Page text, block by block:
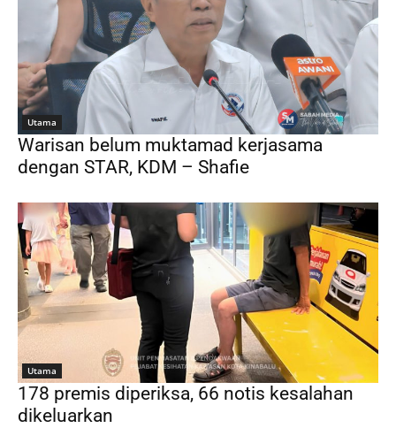
Utama
Warisan belum muktamad kerjasama
dengan STAR, KDM – Shafie
Utama
178 premis diperiksa, 66 notis kesalahan
dikeluarkan